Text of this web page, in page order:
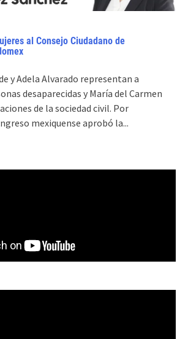
al Consejo Ciudadano de
y Adela Alvarado representan a
desaparecidas y María del Carmen
de la sociedad civil. Por
mexiquense aprobó la...